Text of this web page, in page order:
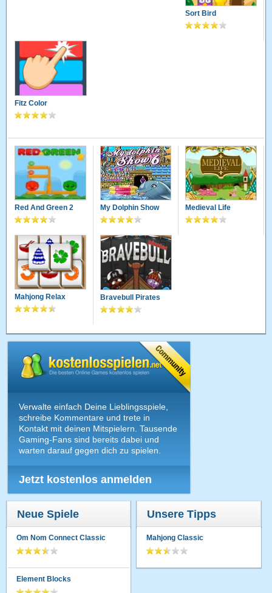
Sort Bird
Fitz Color
Red And Green 2 My Dolphin Show Medieval Life
Mahjong Relax Bravebull Pirates
Verwalte einfach Deine Lieblingsspiele,
schreibe Kommentare und trete in
Kontakt mit deinen Mitspielern. Tausende
Gaming-Fans sind bereits dabei und
warten darauf gegen dich zu spielen.
Jetzt kostenlos anmelden
Neue Spiele
Om Nom Connect Classic
Element Blocks
Unsere Tipps
Mahjong Classic